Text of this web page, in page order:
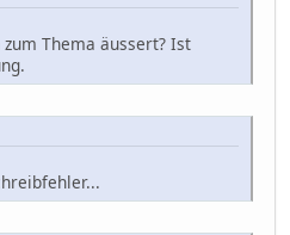
Thema äussert? Ist